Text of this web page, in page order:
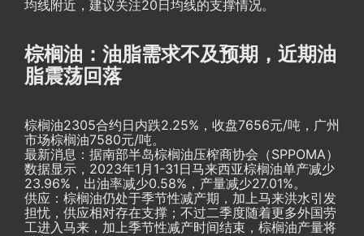
均线附近，建议关注20日均线的支撑情况。
棕榈油：油脂需求不及预期，近期油
脂震荡回落
棕榈油2305合约日内跌2.25%，收盘7656元/吨，广州
市场棕榈油7580元/吨。
最新消息：据南部半岛棕榈油压榨商协会（SPPOMA）
数据显示，2023年1月1-31日马来西亚棕榈油单产减少
23.96%，出油率减少0.58%，产量减少27.01%。
供应：棕榈油仍处于季节性减产期，加上马来洪水引发
担忧，供应相对存在支撑；不过二季度随着更多外国劳
工进入马来，加上季节性减产时间结束，棕榈油产量将